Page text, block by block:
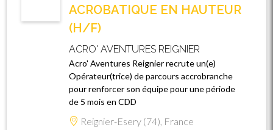
ACROBATIQUE EN HAUTEUR
(H/F)
ACRO' AVENTURES REIGNIER
Acro' Aventures Reignier recrute un(e)
Opérateur(trice) de parcours accrobranche
pour renforcer son équipe pour une période
de 5 mois en CDD
Reignier-Esery (74), France